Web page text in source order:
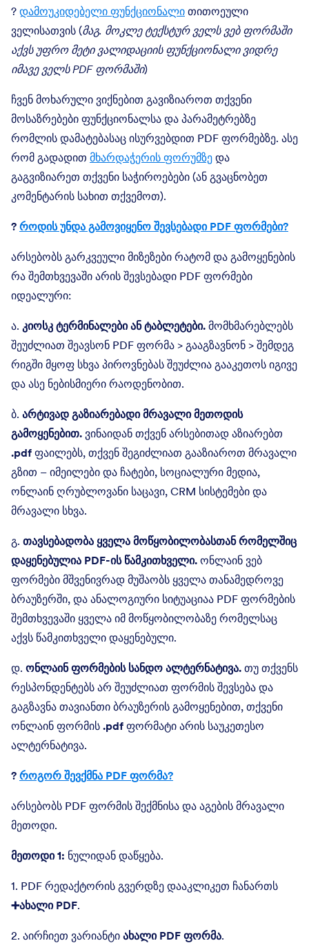
? დამოუკიდებელი ფუნქციონალი თითოეული
ველისათვის (მაგ. მოკლე ტექსტურ ველს ვებ ფორმაში
აქვს უფრო მეტი ვალიდაციის ფუნქციონალი ვიდრე
იმავე ველს PDF ფორმაში)
ჩვენ მოხარული ვიქნებით გავიზიაროთ თქვენი
მოსაზრებები ფუნქციონალსა და პარამეტრებზე
რომლის დამატებასაც ისურვებდით PDF ფორმებზე. ასე
რომ გადადით მხარდაჭერის ფორუმზე და
გაგვიზიარეთ თქვენი საჭიროებები (ან გვაცნობეთ
კომენტარის სახით თქვემოთ).
? როდის უნდა გამოვიყენო შევსებადი PDF ფორმები?
არსებობს გარკვეული მიზეზები რატომ და გამოყენების
რა შემთხვევაში არის შევსებადი PDF ფორმები
იდეალური:
ა. კიოსკ ტერმინალები ან ტაბლეტები. მომხმარებლებს
შეუძლიათ შეავსონ PDF ფორმა > გააგზავნონ > შემდეგ
რიგში მყოფ სხვა პიროვნებას შეუძლია გააკეთოს იგივე
და ასე ნებისმიერი რაოდენობით.
ბ. არტივად გაზიარებადი მრავალი მეთოდის
გამოყენებით. ვინაიდან თქვენ არსებითად აზიარებთ
.pdf ფაილებს, თქვენ შეგიძლიათ გააზიაროთ მრავალი
გზით – იმეილები და ჩატები, სოციალური მედია,
ონლაინ ღრუბლოვანი საცავი, CRM სისტემები და
მრავალი სხვა.
გ. თავსებადობა ყველა მოწყობილობასთან რომელშიც
დაყენებულია PDF-ის წამკითხველი. ონლაინ ვებ
ფორმები მშვენივრად მუშაობს ყველა თანამედროვე
ბრაუზერში, და ანალოგიური სიტუაციაა PDF ფორმების
შემთხვევაში ყველა იმ მოწყობილობაზე რომელსაც
აქვს წამკითხველი დაყენებული.
დ. ონლაინ ფორმების სანდო ალტერნატივა. თუ თქვენს
რესპონდენტებს არ შეუძლიათ ფორმის შევსება და
გაგზავნა თავიანთი ბრაუზერის გამოყენებით, თქვენი
ონლაინ ფორმის .pdf ფორმატი არის საუკეთესო
ალტერნატივა.
? როგორ შევქმნა PDF ფორმა?
არსებობს PDF ფორმის შექმნისა და აგების მრავალი
მეთოდი.
მეთოდი 1: ნულიდან დაწყება.
1. PDF რედაქტორის გვერდზე დააკლიკეთ ჩანართს
➕ახალი PDF.
2. აირჩიეთ ვარიანტი ახალი PDF ფორმა.